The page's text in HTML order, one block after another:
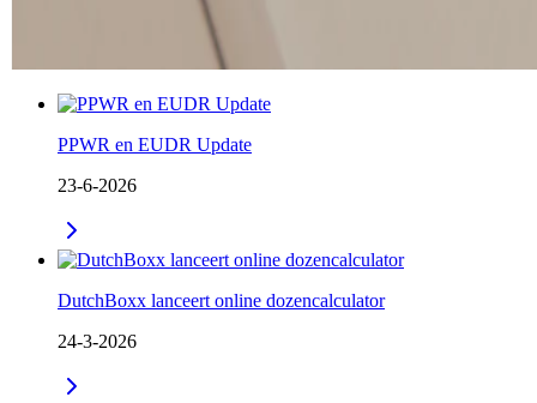
PPWR en EUDR Update
23-6-2026
DutchBoxx lanceert online dozencalculator
24-3-2026